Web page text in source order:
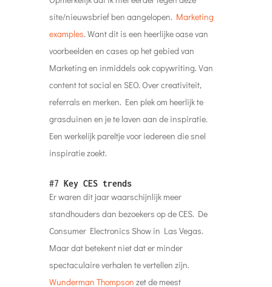
site/nieuwsbrief ben aangelopen. Marketing
examples. Want dit is een heerlijke oase van
voorbeelden en cases op het gebied van
Marketing en inmiddels ook copywriting. Van
content tot social en SEO. Over creativiteit,
referrals en merken. Een plek om heerlijk te
grasduinen en je te laven aan de inspiratie.
Een werkelijk pareltje voor iedereen die snel
inspiratie zoekt.
#7 Key CES trends
Er waren dit jaar waarschijnlijk meer
standhouders dan bezoekers op de CES. De
Consumer Electronics Show in Las Vegas.
Maar dat betekent niet dat er minder
spectaculaire verhalen te vertellen zijn.
Wunderman Thompson zet de meest